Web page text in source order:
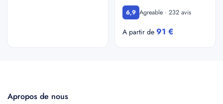
6,9 Agreable · 232 avis
A partir de 91 €
Apropos de nous